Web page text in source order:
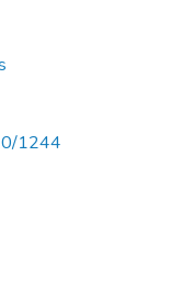
1244